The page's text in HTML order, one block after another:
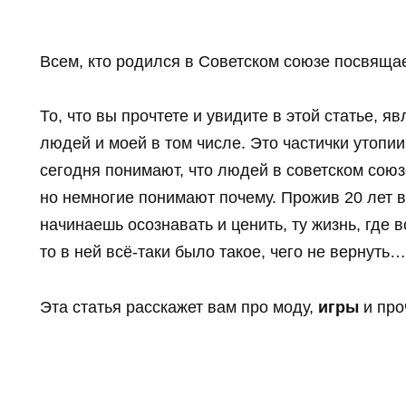
Всем, кто родился в Советском союзе
То, что вы прочтете и увидите в этой статье,
людей и моей в том числе. Это частички
сегодня понимают, что людей в советском
но немногие понимают почему. Прожив 20 лет
начинаешь осознавать и ценить, ту жизнь,
то в ней всё-таки было такое, чего не вернуть…
Эта статья расскажет вам про моду, игры и